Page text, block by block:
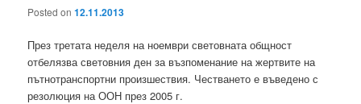
Posted on12.11.2013
През третата неделя на ноември световната общност
отбелязва световния ден за възпоменание на жертвите на
пътнотранспортни произшествия. Честването е въведено с
резолюция на ООН през 2005 г.